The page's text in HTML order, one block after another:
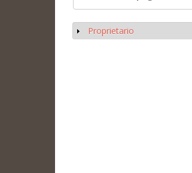
Mostrar
Proprietario